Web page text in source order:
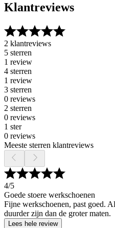
Klantreviews
2 klantreviews
5 sterren
1 review
4 sterren
1 review
3 sterren
0 reviews
2 sterren
0 reviews
1 ster
0 reviews
Meeste sterren klantreviews
4/5
Goede stoere werkschoenen
Fijne werkschoenen, past goed.
duurder zijn dan de groter maten.
Lees hele review